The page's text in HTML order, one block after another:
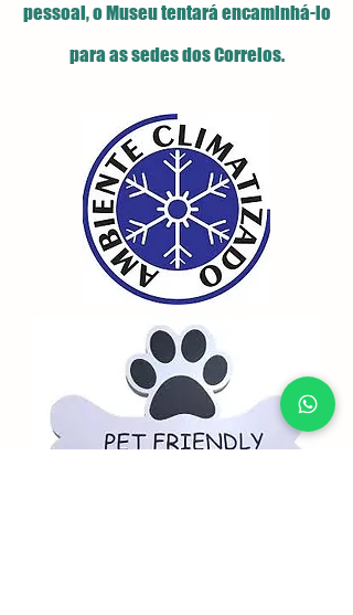
pessoal, o Museu tentará encaminhá-lo
para as sedes dos Correios.